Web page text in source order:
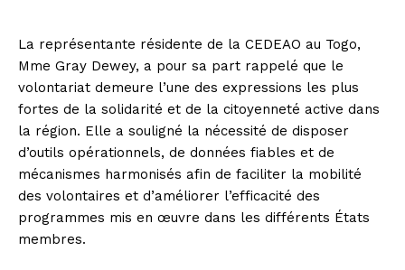
La représentante résidente de la CEDEAO au Togo,
Mme Gray Dewey, a pour sa part rappelé que le
volontariat demeure l’une des expressions les plus
fortes de la solidarité et de la citoyenneté active dans
la région. Elle a souligné la nécessité de disposer
d’outils opérationnels, de données fiables et de
mécanismes harmonisés afin de faciliter la mobilité
des volontaires et d’améliorer l’efficacité des
programmes mis en œuvre dans les différents États
membres.